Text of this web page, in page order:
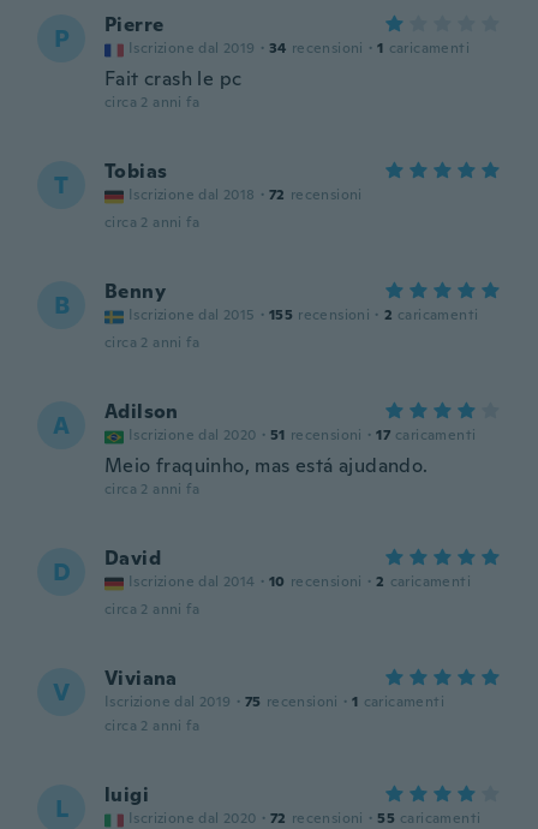
P Pierre
Iscrizione dal 2019 · 34 recensioni · 1 caricamenti
Fait crash le pc
circa 2 anni fa
T Tobias
Iscrizione dal 2018 · 72 recensioni
circa 2 anni fa
B Benny
Iscrizione dal 2015 · 155 recensioni · 2 caricamenti
circa 2 anni fa
A Adilson
Iscrizione dal 2020 · 51 recensioni · 17 caricamenti
Meio fraquinho, mas está ajudando.
circa 2 anni fa
D David
Iscrizione dal 2014 · 10 recensioni · 2 caricamenti
circa 2 anni fa
V Viviana
Iscrizione dal 2019 · 75 recensioni · 1 caricamenti
circa 2 anni fa
L luigi
Iscrizione dal 2020 · 72 recensioni · 55 caricamenti